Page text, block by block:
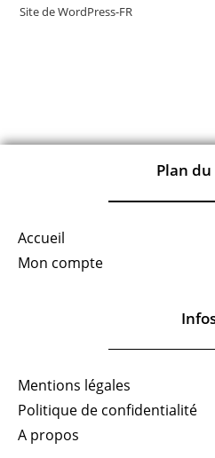
Site de WordPress-FR
Plan
Accueil
Mon compte
Mentions légales
Politique de confidentialité
A propos